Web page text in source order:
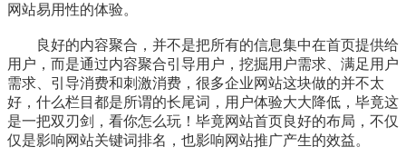
网站易用性的体验。
良好的内容聚合，并不是把所有的信息集中在首页提供给
用户，而是通过内容聚合引导用户，挖掘用户需求、满足用户
需求、引导消费和刺激消费，很多企业网站这块做的并不太
好，什么栏目都是所谓的长尾词，用户体验大大降低，毕竟这
是一把双刃剑，看你怎么玩！毕竟网站首页良好的布局，不仅
仅是影响网站关键词排名，也影响网站推广产生的效益。